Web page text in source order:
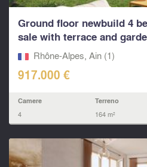
Ground floor newbuild 4
sale with terrace and
includes
Rhône-Alpes, Ain (1)
917.000 €
Camere
4
Terreno
164 m²